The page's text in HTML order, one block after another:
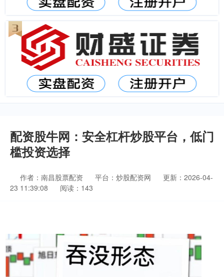
配资股牛网：安全杠杆炒股平台，低门
槛投资选择
作者：南昌股票配资 平台：炒股配资网
更新：2026-04-
23 11:39:08
阅读：143